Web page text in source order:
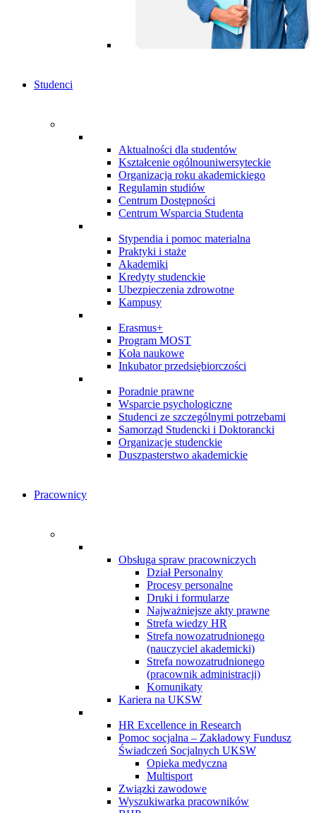
Studenci
Aktualności dla studentów
Kształcenie ogólnouniwersyteckie
Organizacja roku akademickiego
Regulamin studiów
Centrum Dostępności
Centrum Wsparcia Studenta
Stypendia i pomoc materialna
Praktyki i staże
Akademiki
Kredyty studenckie
Ubezpieczenia zdrowotne
Kampusy
Erasmus+
Program MOST
Koła naukowe
Inkubator przedsiębiorczości
Poradnie prawne
Wsparcie psychologiczne
Studenci ze szczególnymi potrzebami
Samorząd Studencki i Doktorancki
Organizacje studenckie
Duszpasterstwo akademickie
Pracownicy
Obsługa spraw pracowniczych
Dział Personalny
Procesy personalne
Druki i formularze
Najważniejsze akty prawne
Strefa wiedzy HR
Strefa nowozatrudnionego
(nauczyciel akademicki)
Strefa nowozatrudnionego
(pracownik administracji)
Komunikaty
Kariera na UKSW
HR Excellence in Research
Pomoc socjalna – Zakładowy Fundusz
Świadczeń Socjalnych UKSW
Opieka medyczna
Multisport
Związki zawodowe
Wyszukiwarka pracowników